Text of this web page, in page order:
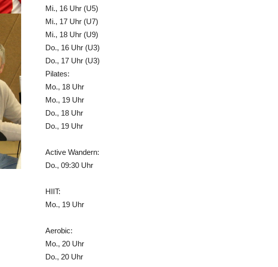
Mi., 16 Uhr (U5)
Mi., 17 Uhr (U7)
Mi., 18 Uhr (U9)
Do., 16 Uhr (U3)
Do., 17 Uhr (U3)
Pilates:
Mo., 18 Uhr
Mo., 19 Uhr
Do., 18 Uhr
Do., 19 Uhr
Active Wandern:
Do., 09:30 Uhr
HIIT:
Mo., 19 Uhr
Aerobic:
Mo., 20 Uhr
Do., 20 Uhr